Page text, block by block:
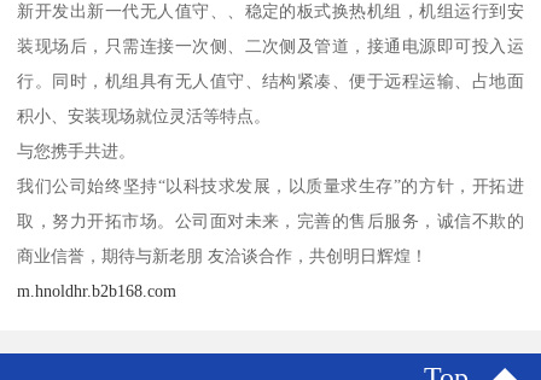
新开发出新一代无人值守、、稳定的板式换热机组，机组运行到安
装现场后，只需连接一次侧、二次侧及管道，接通电源即可投入运
行。同时，机组具有无人值守、结构紧凑、便于远程运输、占地面
积小、安装现场就位灵活等特点。
与您携手共进。
我们公司始终坚持“以科技求发展，以质量求生存”的方针，开拓进
取，努力开拓市场。公司面对未来，完善的售后服务，诚信不欺的
商业信誉，期待与新老朋 友洽谈合作，共创明日辉煌！
m.hnoldhr.b2b168.com